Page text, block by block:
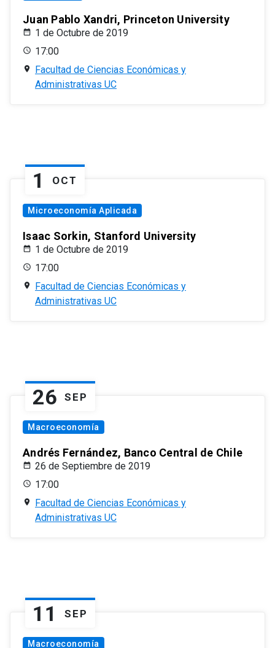
Juan Pablo Xandri, Princeton University
1 de Octubre de 2019
17:00
Facultad de Ciencias Económicas y
Administrativas UC
1 OCT
Microeconomía Aplicada
Isaac Sorkin, Stanford University
1 de Octubre de 2019
17:00
Facultad de Ciencias Económicas y
Administrativas UC
26 SEP
Macroeconomía
Andrés Fernández, Banco Central de Chile
26 de Septiembre de 2019
17:00
Facultad de Ciencias Económicas y
Administrativas UC
11 SEP
Macroeconomía